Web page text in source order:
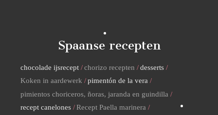
Spaanse recepten
chocolade ijsrecept chorizo recepten
desserts
Koken in aardewerk
pimentón de la vera
pimientos choriceros, ñoras, jaranda en guindilla
recept canelones
Recept Paella marinera